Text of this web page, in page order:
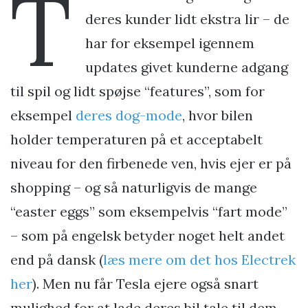
T
deres kunder lidt ekstra lir – de
har for eksempel igennem
updates givet kunderne adgang
til spil og lidt spøjse “features”, som for
eksempel deres dog-mode, hvor bilen
holder temperaturen på et acceptabelt
niveau for den firbenede ven, hvis ejer er på
shopping – og så naturligvis de mange
“easter eggs” som eksempelvis “fart mode”
– som på engelsk betyder noget helt andet
end på dansk (læs mere om det hos Electrek
her). Men nu får Tesla ejere også snart